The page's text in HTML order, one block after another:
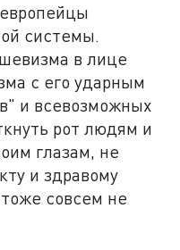
системы.
в лице
с его ударным
и всевозможных
рот людям и
глазам, не
и здравому
совсем не